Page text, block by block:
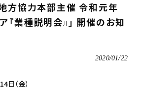
方協力本部主催 令和元年
『業種説明会』」 開催のお知
2020/01/22
日（金）